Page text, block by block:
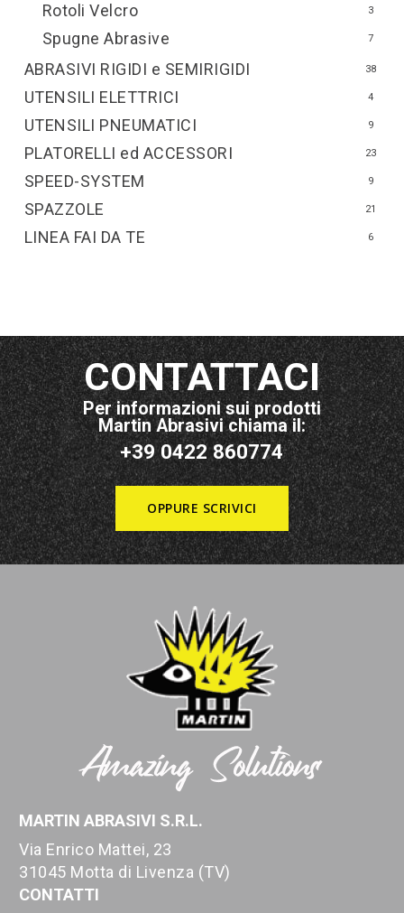
Rotoli Velcro 3
Spugne Abrasive 7
ABRASIVI RIGIDI e SEMIRIGIDI 38
LINEA FAI DA TE 6
PLATORELLI ed ACCESSORI 23
SPAZZOLE 21
SPEED-SYSTEM 9
UTENSILI ELETTRICI 4
UTENSILI PNEUMATICI 9
CONTATTACI
Per informazioni sui prodotti
Martin Abrasivi chiama il:
+39 0422 860774
OPPURE SCRIVICI
MARTIN ABRASIVI S.R.L.
Via Enrico Mattei, 23
31045 Motta di Livenza (TV)
CONTATTI